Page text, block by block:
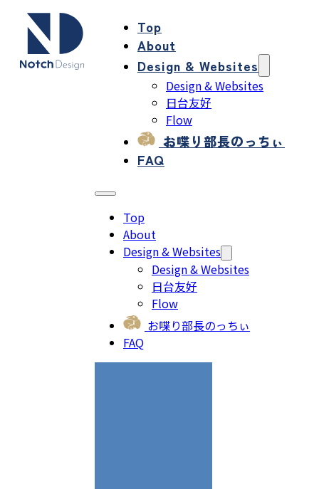
Top
About
Design & Websites
Design & Websites
日台友好
Flow
お喋り部長のっちぃ
FAQ
Top
About
Design & Websites
Design & Websites
日台友好
Flow
お喋り部長のっちぃ
FAQ